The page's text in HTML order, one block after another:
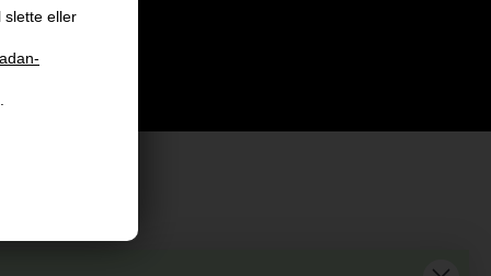
slette eller